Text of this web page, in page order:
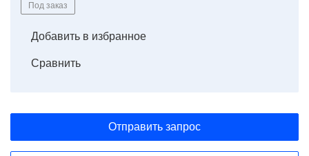
Под заказ
Добавить в избранное
Сравнить
Отправить запрос